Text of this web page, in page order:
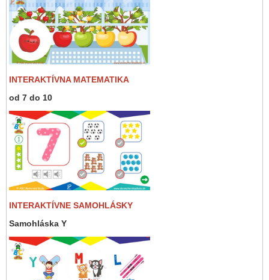
INTERAKTÍVNA MATEMATIKA
od 7 do 10
INTERAKTÍVNE SAMOHLÁSKY
Samohláska Y